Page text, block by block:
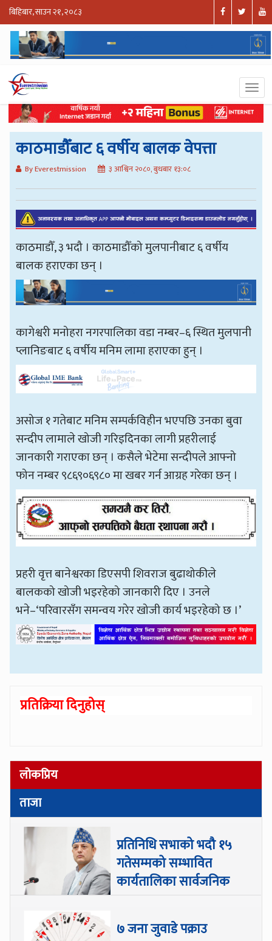
बिहिबार, साउन २१, २०८३
काठमाडौँबाट ६ वर्षीय बालक वेपत्ता
By Everestmission ३ आश्विन २०८०, बुधबार १३:०८
काठमाडौँ, ३ भदौ । काठमाडौँको मुलपानीबाट ६ वर्षीय
बालक हराएका छन् ।
कागेश्वरी मनोहरा नगरपालिका वडा नम्बर–६ स्थित मुलपानी
प्लानिङबाट ६ वर्षीय मनिम लामा हराएका हुन् ।
असोज १ गतेबाट मनिम सम्पर्कविहीन भएपछि उनका बुवा
सन्दीप लामाले खोजी गरिइदिनका लागी प्रहरीलाई
जानकारी गराएका छन् । कसैले भेटेमा सन्दीपले आफ्नो
फोन नम्बर ९८६९०६९८० मा खबर गर्न आग्रह गरेका छन् ।
प्रहरी वृत्त बानेश्वरका डिएसपी शिवराज बुढाथोकीले
बालकको खोजी भइरहेको जानकारी दिए । उनले
भने–‘परिवारसँग समन्वय गरेर खोजी कार्य भइरहेको छ ।’
प्रतिक्रिया दिनुहोस्
लोकप्रिय
ताजा
प्रतिनिधि सभाको भदौ १५
गतेसम्मको सम्भावित
कार्यतालिका सार्वजनिक
७ जना जुवाडे पक्राउ